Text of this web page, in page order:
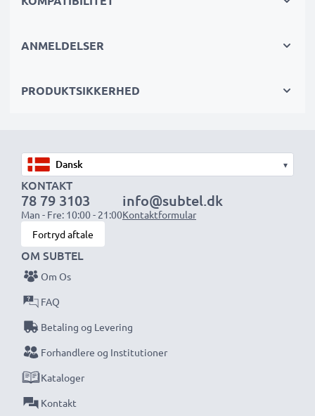
Vælg CELLONIC og gå aldrig på kompromis med
ANMELDELSER
PRODUKTSIKKERHED
▾
KONTAKT
78 79 3103
Man - Fre: 10:00 - 21:00
info@subtel.dk
Kontaktformular
Fortryd aftale
OM SUBTEL
Om Os
FAQ
Betaling og Levering
Forhandlere og Institutioner
Kataloger
Kontakt